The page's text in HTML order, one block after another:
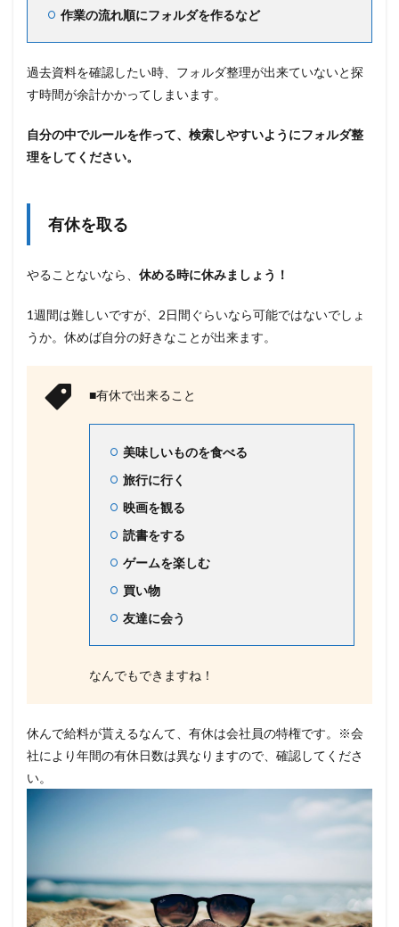
作業の流れ順にフォルダを作るなど
過去資料を確認したい時、フォルダ整理が出来ていないと探
す時間が余計かかってしまいます。
自分の中でルールを作って、検索しやすいようにフォルダ整
理をしてください。
有休を取る
やることないなら、 休める時に休みましょう！
1週間は難しいですが、2日間ぐらいなら可能ではないでしょ
うか。休めば自分の好きなことが出来ます。
■有休で出来ること
美味しいものを食べる
旅行に行く
映画を観る
読書をする
ゲームを楽しむ
買い物
友達に会う
なんでもできますね！
休んで給料が貰えるなんて、有休は会社員の特権です。※会
社により年間の有休日数は異なりますので、確認してくださ
い。